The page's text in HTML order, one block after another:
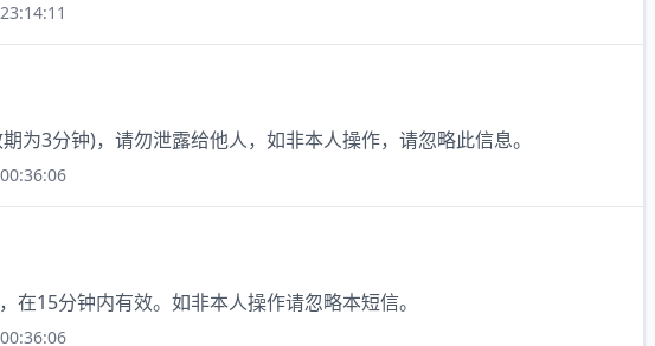
为3分钟)，请勿泄露给他人，如非本人操作，请忽略此信息。
在15分钟内有效。如非本人操作请忽略本短信。